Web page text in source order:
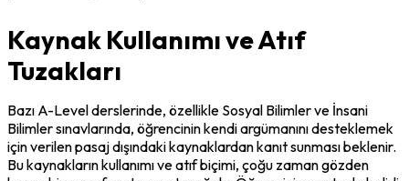
Kaynak Kullanımı ve Atıf
Tuzakları
Bazı A-Level derslerinde, özellikle Sosyal Bilimler ve İnsani
Bilimler sınavlarında, öğrencinin kendi argümanını desteklemek
için verilen pasaj dışındaki kaynaklardan kanıt sunması beklenir.
Bu kaynakların kullanımı ve atıf biçimi, çoğu zaman gözden